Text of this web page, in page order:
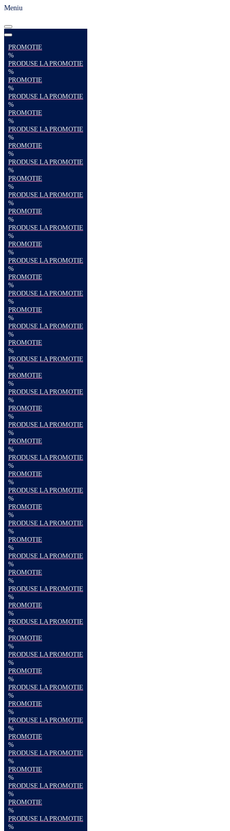
Meniu
PROMOTIE
%
PRODUSE LA PROMOTIE
%
PROMOTIE
%
PRODUSE LA PROMOTIE
%
PROMOTIE
%
PRODUSE LA PROMOTIE
%
PROMOTIE
%
PRODUSE LA PROMOTIE
%
PROMOTIE
%
PRODUSE LA PROMOTIE
%
PROMOTIE
%
PRODUSE LA PROMOTIE
%
PROMOTIE
%
PRODUSE LA PROMOTIE
%
PROMOTIE
%
PRODUSE LA PROMOTIE
%
PROMOTIE
%
PRODUSE LA PROMOTIE
%
PROMOTIE
%
PRODUSE LA PROMOTIE
%
PROMOTIE
%
PRODUSE LA PROMOTIE
%
PROMOTIE
%
PRODUSE LA PROMOTIE
%
PROMOTIE
%
PRODUSE LA PROMOTIE
%
PROMOTIE
%
PRODUSE LA PROMOTIE
%
PROMOTIE
%
PRODUSE LA PROMOTIE
%
PROMOTIE
%
PRODUSE LA PROMOTIE
%
PROMOTIE
%
PRODUSE LA PROMOTIE
%
PROMOTIE
%
PRODUSE LA PROMOTIE
%
PROMOTIE
%
PRODUSE LA PROMOTIE
%
PROMOTIE
%
PRODUSE LA PROMOTIE
%
PROMOTIE
%
PRODUSE LA PROMOTIE
%
PROMOTIE
%
PRODUSE LA PROMOTIE
%
PROMOTIE
%
PRODUSE LA PROMOTIE
%
PROMOTIE
%
PRODUSE LA PROMOTIE
%